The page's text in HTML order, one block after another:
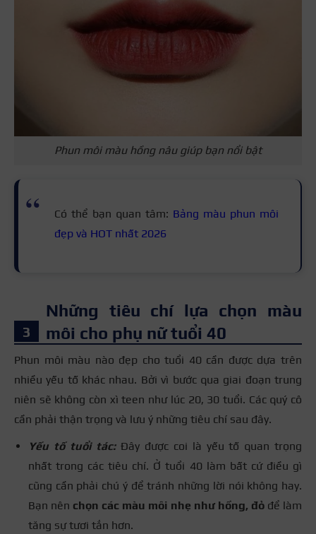
Phun môi màu hồng nâu giúp bạn nổi bật
Có thể bạn quan tâm: Bảng màu phun môi
đẹp và HOT nhất 2026
Những tiêu chí lựa chọn màu
môi cho phụ nữ tuổi 40
Phun môi màu nào đẹp cho tuổi 40 cần được dựa trên
nhiều yếu tố khác nhau. Bởi vì bước qua giai đoạn trung
niên sẽ không còn xì teen như lúc 20, 30 tuổi. Các quý cô
cần phải thận trọng và lưu ý những tiêu chí sau đây.
Yếu tố tuổi tác:Đây được coi là yếu tố quan trọng
nhất trong các tiêu chí. Ở tuổi 40 làm bất cứ điều gì
cũng cần phải chú ý để tránh những lời nói không hay.
Bạn nên chọn các màu môi nhẹ như hồng, đỏ để làm
tăng sự tươi tắn hơn.